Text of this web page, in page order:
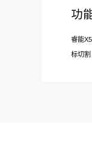
功
睿能
标切割